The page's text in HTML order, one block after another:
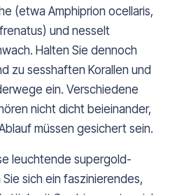
(etwa Amphiprion ocellaris,
und nesselt
Halten Sie dennoch
zu sesshaften Korallen und
ein. Verschiedene
nicht dicht beieinander,
müssen gesichert sein.
leuchtende supergold-
sich ein faszinierendes,